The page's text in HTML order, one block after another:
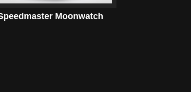
Moonwatch